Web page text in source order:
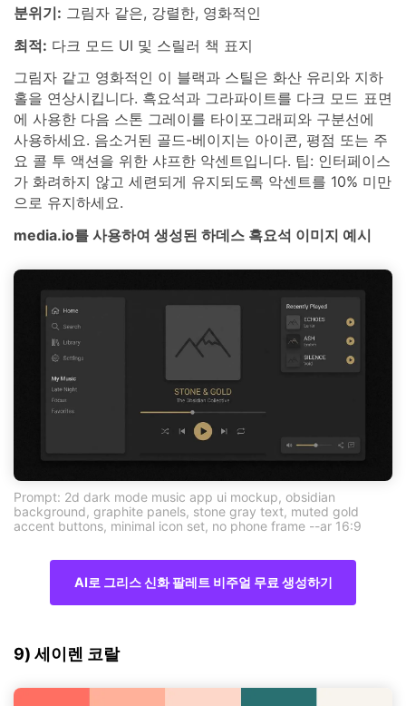
분위기: 그림자 같은, 강렬한, 영화적인
최적: 다크 모드 UI 및 스릴러 책 표지
그림자 같고 영화적인 이 블랙과 스틸은 화산 유리와 지하
홀을 연상시킵니다. 흑요석과 그라파이트를 다크 모드 표면
에 사용한 다음 스톤 그레이를 타이포그래피와 구분선에
사용하세요. 음소거된 골드-베이지는 아이콘, 평점 또는 주
요 콜 투 액션을 위한 샤프한 악센트입니다. 팁: 인터페이스
가 화려하지 않고 세련되게 유지되도록 악센트를 10% 미만
으로 유지하세요.
media.io를 사용하여 생성된 하데스 흑요석 이미지 예시
Prompt: 2d dark mode music app ui mockup, obsidian
background, graphite panels, stone gray text, muted gold
accent buttons, minimal icon set, no phone frame --ar 16:9
AI로 그리스 신화 팔레트 비주얼 무료 생성하기
9) 세이렌 코랄